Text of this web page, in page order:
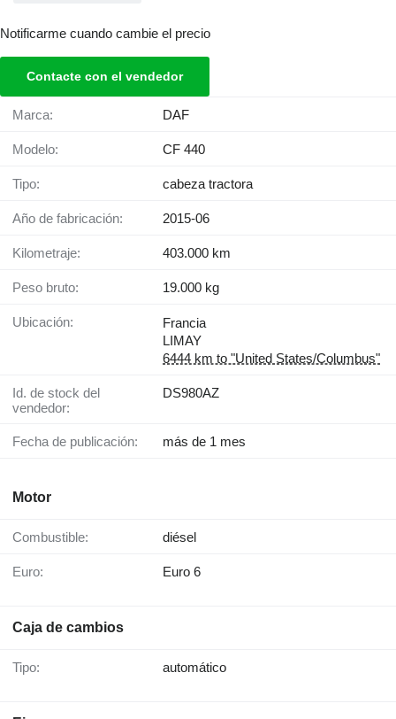
Notificarme cuando cambie el precio
Contacte con el vendedor
Marca: DAF
Modelo: CF 440
Tipo: cabeza tractora
Año de fabricación: 2015-06
Kilometraje: 403.000 km
Peso bruto: 19.000 kg
Ubicación:
Francia
LIMAY
6444 km to "United States/Columbus"
Id. de stock del
vendedor:
DS980AZ
Fecha de publicación: más de 1 mes
Motor
Combustible: diésel
Euro: Euro 6
Caja de cambios
Tipo: automático